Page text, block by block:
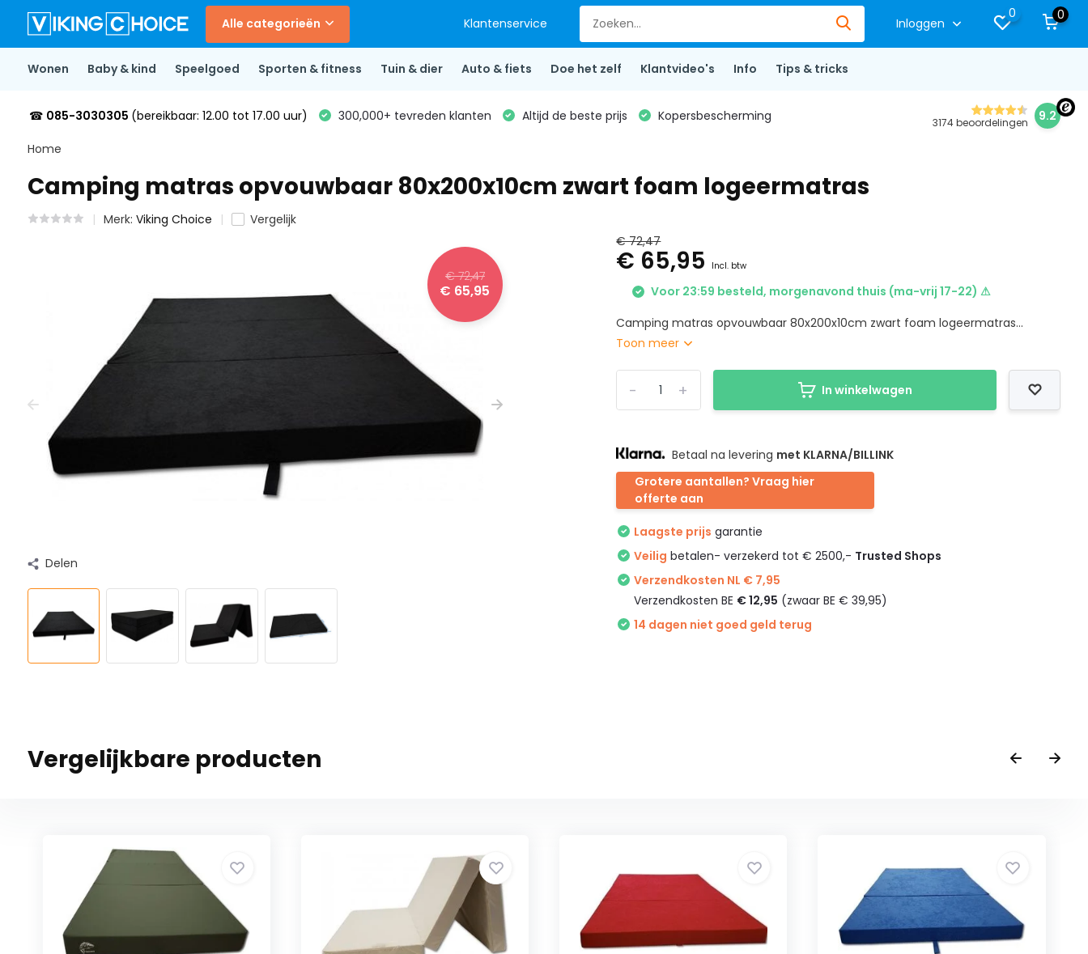
Alle categorieën Klantenservice Inloggen
0 0
Wonen Baby & kind Speelgoed Sporten & fitness Tuin & dier Auto & fiets Doe het zelf Klantvideo's Info Tips & tricks
☎ 085-3030305 (bereikbaar: 12.00 tot 17.00 uur) 300,000+ tevreden klanten Altijd de beste prijs Kopersbescherming 3174 beoordelingen 9.2
Home
Camping matras opvouwbaar 80x200x10cm zwart foam logeermatras
Merk: Viking Choice Vergelijk
€ 72,47
€ 65,95
Delen
€ 72,47
€ 65,95 Incl. btw
Voor 23:59 besteld, morgenavond thuis (ma-vrij 17-22) ⚠
Camping matras opvouwbaar 80x200x10cm zwart foam logeermatras...
Toon meer
+
- In winkelwagen
Betaal na levering met KLARNA/BILLINK
Grotere aantallen? Vraag hier
offerte aan
Laagste prijs garantie
Veilig betalen- verzekerd tot € 2500,- Trusted Shops
Verzendkosten NL € 7,95
Verzendkosten BE € 12,95 (zwaar BE € 39,95)
14 dagen niet goed geld terug
Vergelijkbare producten